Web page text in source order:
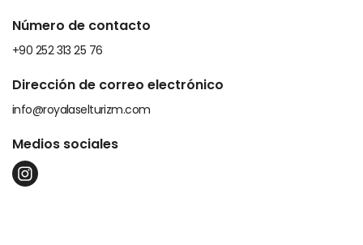
Número de contacto
+90 252 313 25 76
Dirección de correo electrónico
info@royalaselturizm.com
Medios sociales